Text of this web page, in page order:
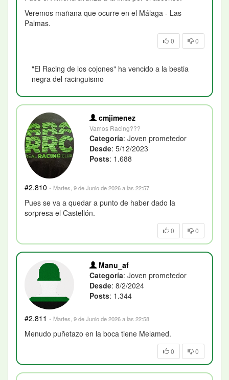
Veremos mañana que ocurre en el Málaga - Las
Palmas.
0 0
"El Racing de los cojones" ha vencido a la bestia
negra del racinguismo
cmjimenez
Vamos Racing???
Categoría: Joven prometedor
Desde: 5/12/2023
Posts: 1.688
#2.810 · Martes, 9 de Junio de 2026 a las 22:57
Pues se va a quedar a punto de haber dado la
sorpresa el Castellón.
0 0
Manu_af
Categoría: Joven prometedor
Desde: 8/2/2024
Posts: 1.344
#2.811 · Martes, 9 de Junio de 2026 a las 22:58
Menudo puñetazo en la boca tiene Melamed.
0 0